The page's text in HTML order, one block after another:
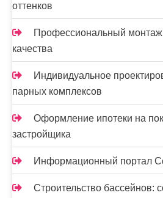
оттенков
Профессиональный монтаж
качества
Индивидуальное
парных комплексов
Оформление ипотеки на
застройщика
Информационный портал
Строительство бассейнов: